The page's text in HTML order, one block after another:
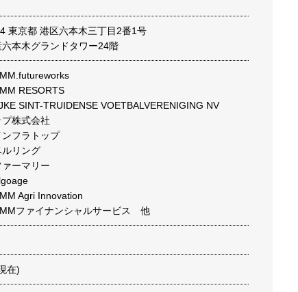
東京都 港区六本木三丁目2番1号
本木グランドタワー24階
RESORTS
SINT-TRUIDENSE VOETBALVERENIGING NV
株式会社
フラトップ
リング
ーマリー
Agri Innovation
ファイナンシャルサービス 他
在)